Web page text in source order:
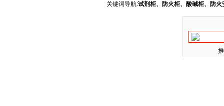
关键词导航:试剂柜、防火柜、酸碱柜、防